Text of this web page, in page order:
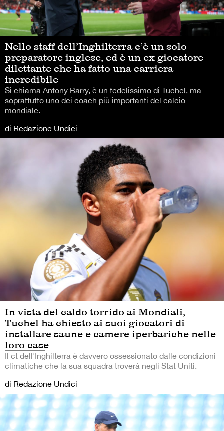
Nello staff dell’Inghilterra c’è un solo
preparatore inglese, ed è un ex giocatore
dilettante che ha fatto una carriera
incredibile
Si chiama Antony Barry, è un fedelissimo di Tuchel, ma
soprattutto uno dei coach più importanti del calcio
mondiale.
di Redazione Undici
In vista del caldo torrido ai Mondiali,
Tuchel ha chiesto ai suoi giocatori di
installare saune e camere iperbariche nelle
loro case
Il ct dell'Inghilterra è davvero ossessionato dalle condizioni
climatiche che la sua squadra troverà negli Stat Uniti.
di Redazione Undici